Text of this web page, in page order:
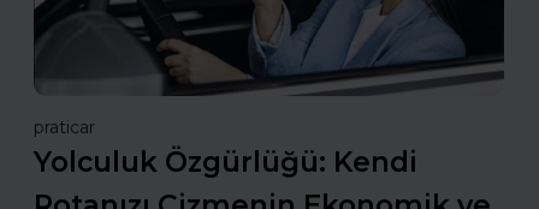
praticar
Yolculuk Özgürlüğü: Kendi